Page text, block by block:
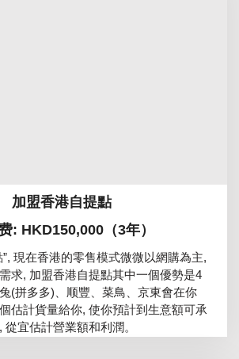
加盟香港自提點
: HKD150,000（3年）
”, 現在香港的零售模式微微以網購為主,
求, 加盟香港自提點其中一個優勢是4
(拼多多)、顺豐、菜鳥、京東會在你
估計貨量給你, 使你預計到生意額可承
宜估計營業額和利潤。